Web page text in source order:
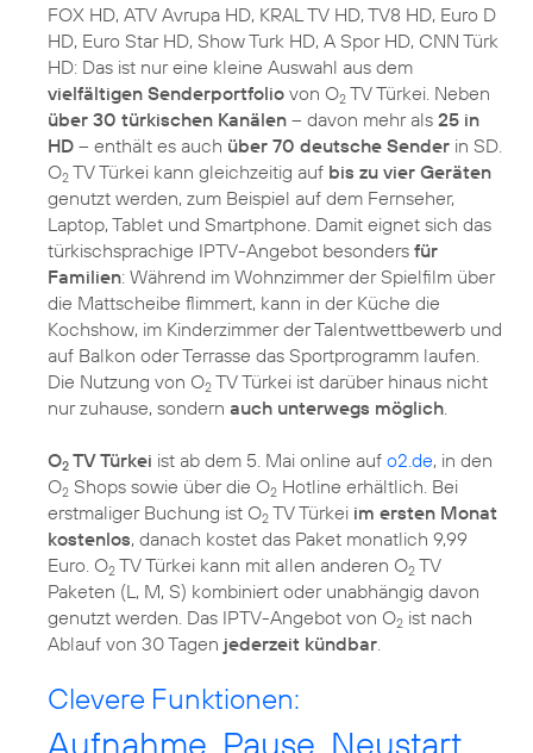
FOX HD, ATV Avrupa HD, KRAL TV HD, TV8 HD, Euro D
HD, Euro Star HD, Show Turk HD, A Spor HD, CNN Türk
HD: Das ist nur eine kleine Auswahl aus dem
vielfältigen Senderportfolio von O2 TV Türkei. Neben
über 30 türkischen Kanälen – davon mehr als 25 in
HD – enthält es auch über 70 deutsche Sender in SD.
O2 TV Türkei kann gleichzeitig auf bis zu vier Geräten
genutzt werden, zum Beispiel auf dem Fernseher,
Laptop, Tablet und Smartphone. Damit eignet sich das
türkischsprachige IPTV-Angebot besonders für
Familien: Während im Wohnzimmer der Spielfilm über
die Mattscheibe flimmert, kann in der Küche die
Kochshow, im Kinderzimmer der Talentwettbewerb und
auf Balkon oder Terrasse das Sportprogramm laufen.
Die Nutzung von O2 TV Türkei ist darüber hinaus nicht
nur zuhause, sondern auch unterwegs möglich
O2 TV Türkei ist ab dem 5. Mai online auf o2.de, in den
O2 Shops sowie über die O2 Hotline erhältlich. Bei
erstmaliger Buchung ist O2 TV Türkei im ersten Monat
kostenlos, danach kostet das Paket monatlich 9,99
Euro. O2 TV Türkei kann mit allen anderen O2 TV
Paketen (L, M, S) kombiniert oder unabhängig davon
genutzt werden. Das IPTV-Angebot von O2 ist nach
Ablauf von 30 Tagen jederzeit kündbar
Clevere Funktionen:
Aufnahme, Pause, Neustart